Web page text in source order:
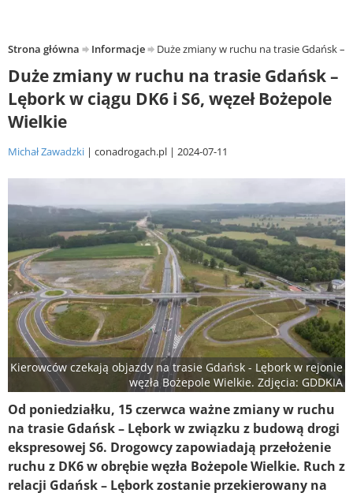
Strona główna Informacje Duże zmiany w ruchu na trasie Gdańsk –
Duże zmiany w ruchu na trasie Gdańsk –
Lębork w ciągu DK6 i S6, węzeł Bożepole
Wielkie
Michał Zawadzki conadrogach.pl 2024-07-11
Kierowców czekają objazdy na trasie Gdańsk - Lębork w rejonie
węzła Bożepole Wielkie. Zdjęcia: GDDKIA
Od poniedziałku, 15 czerwca ważne zmiany w ruchu
na trasie Gdańsk – Lębork w związku z budową drogi
ekspresowej S6. Drogowcy zapowiadają przełożenie
ruchu z DK6 w obrębie węzła Bożepole Wielkie. Ruch z
relacji Gdańsk – Lębork zostanie przekierowany na